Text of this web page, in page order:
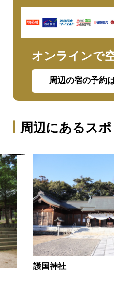
オンラインで
周辺の宿の予約
周辺にあるスポ
護国神社